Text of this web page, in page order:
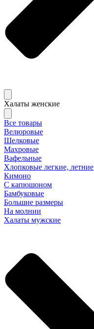
Халаты женские
Все товары
Велюровые
Шелковые
Махровые
Вафельные
Хлопковые легкие, летние
Кимоно
С капюшоном
Бамбуковые
Большие размеры
На молнии
Халаты мужские